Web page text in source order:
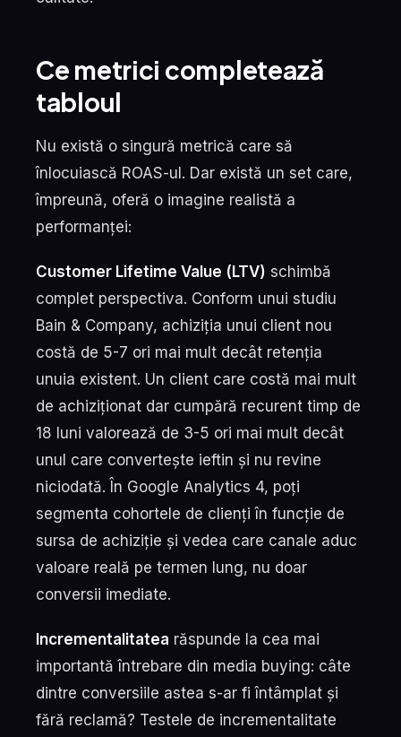
Ce metrici completează
tabloul
Nu există o singură metrică care să
înlocuiască ROAS-ul. Dar există un set care,
împreună, oferă o imagine realistă a
performanței:
Customer Lifetime Value (LTV) schimbă
complet perspectiva. Conform unui studiu
Bain & Company, achiziția unui client nou
costă de 5-7 ori mai mult decât retenția
unuia existent. Un client care costă mai mult
de achiziționat dar cumpără recurent timp de
18 luni valorează de 3-5 ori mai mult decât
unul care convertește ieftin și nu revine
niciodată. În Google Analytics 4, poți
segmenta cohortele de clienți în funcție de
sursa de achiziție și vedea care canale aduc
valoare reală pe termen lung, nu doar
conversii imediate.
Incrementalitatea răspunde la cea mai
importantă întrebare din media buying: câte
dintre conversiile astea s-ar fi întâmplat și
fără reclamă? Testele de incrementalitate